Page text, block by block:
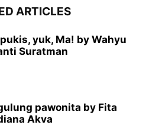
ARTICLES
yuk, Ma! by Wahyu
Suratman
pawonita by Fita
Akva